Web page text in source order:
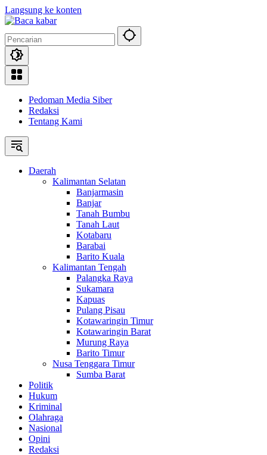
Langsung ke konten
Pedoman Media Siber
Redaksi
Tentang Kami
Daerah
Kalimantan Selatan
Banjarmasin
Banjar
Tanah Bumbu
Tanah Laut
Kotabaru
Barabai
Barito Kuala
Kalimantan Tengah
Palangka Raya
Sukamara
Kapuas
Pulang Pisau
Kotawaringin Timur
Kotawaringin Barat
Murung Raya
Barito Timur
Nusa Tenggara Timur
Sumba Barat
Politik
Hukum
Kriminal
Olahraga
Nasional
Opini
Redaksi